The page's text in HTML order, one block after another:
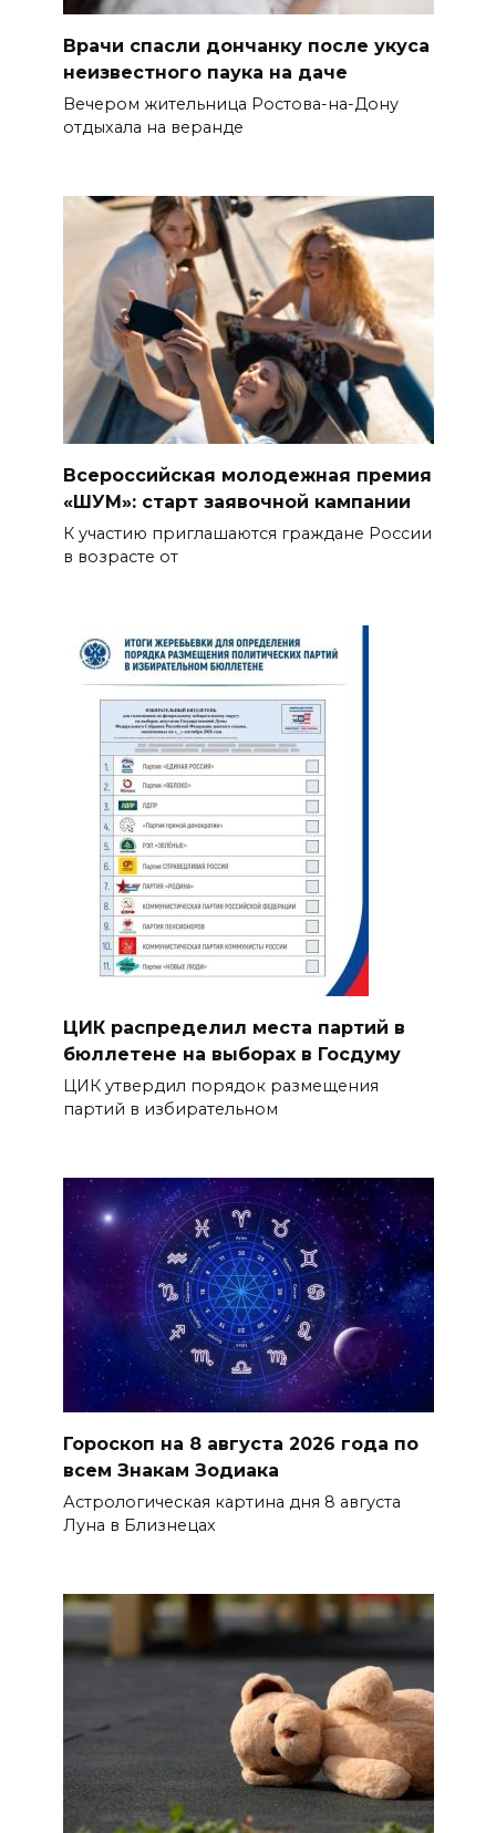
Врачи спасли дончанку после укуса
неизвестного паука на даче
Вечером жительница Ростова-на-Дону
отдыхала на веранде
Всероссийская молодежная премия
«ШУМ»: старт заявочной кампании
К участию приглашаются граждане России
в возрасте от
ЦИК распределил места партий в
бюллетене на выборах в Госдуму
ЦИК утвердил порядок размещения
партий в избирательном
Гороскоп на 8 августа 2026 года по
всем Знакам Зодиака
Астрологическая картина дня 8 августа
Луна в Близнецах